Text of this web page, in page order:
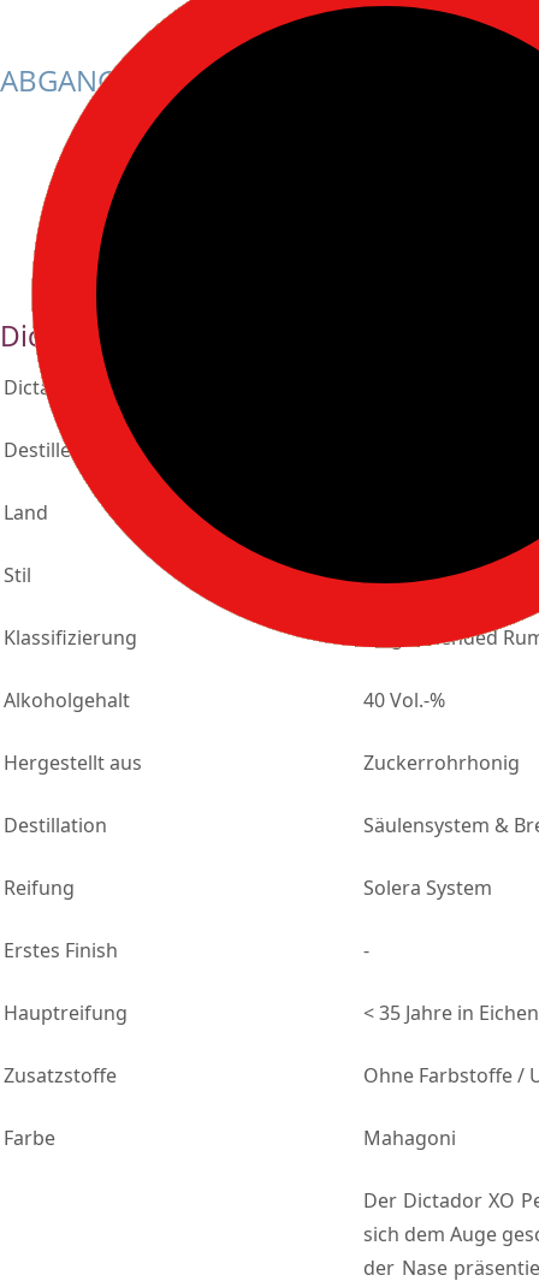
Rund
ABGANG
Dictador XO Perpetual
Dictador XO Perpetual
Destillerie
Land
Stil Spanischer Stil
Klassifizierung Single Blended
Alkoholgehalt 40 Vol.-%
Hergestellt aus Zuckerrohrhonig
Destillation Säulensystem &
Reifung Solera System
Erstes Finish -
Hauptreifung < 35 Jahre in
Zusatzstoffe Ohne Farbstoffe /
Farbe Mahagoni
Der Dictador XO
sich dem Auge
der Nase